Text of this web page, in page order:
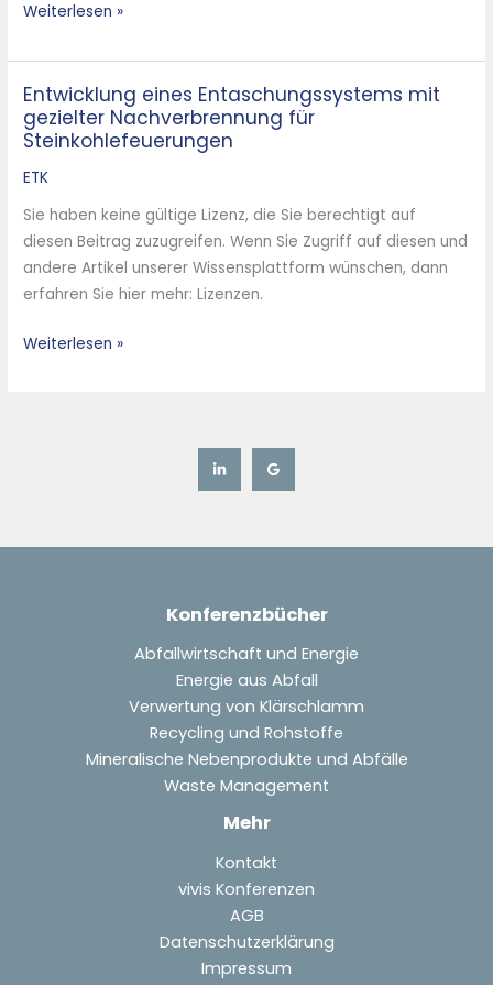
Weiterlesen »
Entwicklung eines Entaschungssystems mit
gezielter Nachverbrennung für
Steinkohlefeuerungen
ETK
Sie haben keine gültige Lizenz, die Sie berechtigt auf
diesen Beitrag zuzugreifen. Wenn Sie Zugriff auf diesen und
andere Artikel unserer Wissensplattform wünschen, dann
erfahren Sie hier mehr: Lizenzen.
Entwicklung
eines
Entaschungssystems
mit
Nachverbrennung
Weiterlesen »
Konferenzbücher
Abfallwirtschaft und Energie
Energie aus Abfall
Verwertung von Klärschlamm
Recycling und Rohstoffe
Mineralische Nebenprodukte und Abfälle
Waste Management
Mehr
Kontakt
vivis Konferenzen
AGB
Datenschutzerklärung
Impressum